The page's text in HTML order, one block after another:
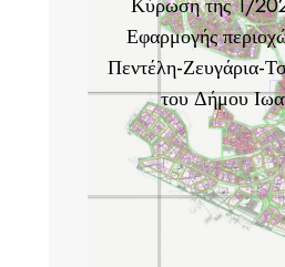
Εφαρμογής
Πεντέλη-Ζευγάρια-
του Δήμου